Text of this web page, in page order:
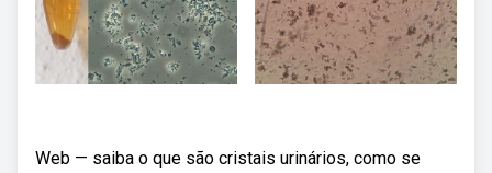
Web — saiba o que são cristais urinários, como se